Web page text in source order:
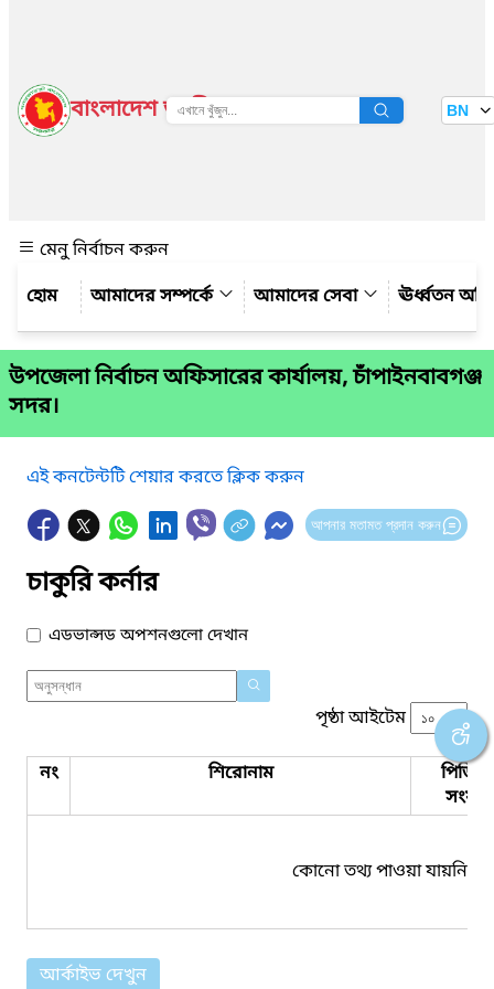
বাংলাদেশ জাতীয় তথ্য বাতায়ন BN
মেনু নির্বাচন করুন
আমাদের সম্পর্কে
আমাদের সেবা ঊর্ধ্বতন
উপজেলা নির্বাচন অফিসারের কার্যালয়, চাঁপাইনবাবগঞ্জ
সদর।
এই কনটেন্টটি শেয়ার করতে ক্লিক করুন
আপনার মতামত প্রদান করুন
চাকুরি কর্নার
এডভান্সড অপশনগুলো দেখান
পৃষ্ঠা আইটেম
নং শিরোনাম
কোনো তথ্য পাওয়া যায়নি।
আর্কাইভ দেখুন